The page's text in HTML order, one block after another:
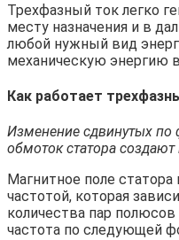
Трехфазный ток легко
месту назначения и в
любой нужный вид
механическую энергию
Как работает
Изменение сдвинутых по
обмоток статора
Магнитное поле
частотой, которая
количества пар
частота по следующей